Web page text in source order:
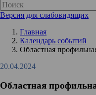
Версия для слабовидящих
Главная
Календарь событий
Областная
20.04.2024
Областная